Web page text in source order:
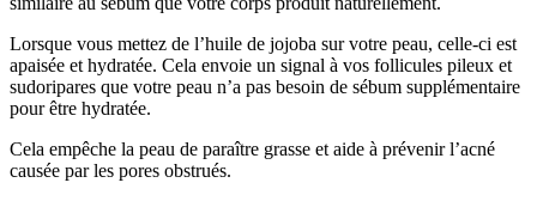
Lorsque vous mettez de l’huile de jojoba sur votre peau, celle-ci est
apaisée et hydratée. Cela envoie un signal à vos follicules pileux et
sudoripares que votre peau n’a pas besoin de sébum supplémentaire
pour être hydratée.
Cela empêche la peau de paraître grasse et aide à prévenir l’acné
causée par les pores obstrués.